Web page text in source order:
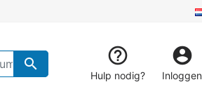
 
Hulp nodig?

Inloggen